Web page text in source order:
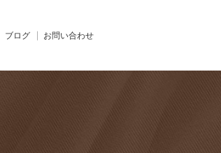
ブログ お問い合わせ